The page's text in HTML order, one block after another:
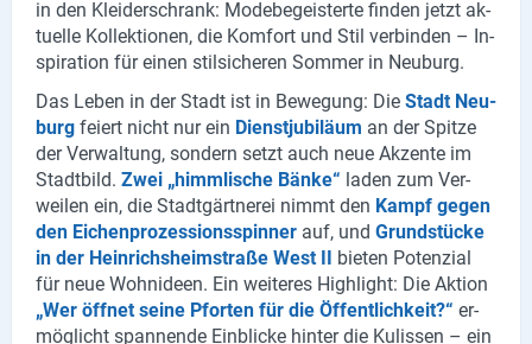
in den Klei­der­schrank: Mo­de­be­geis­ter­te fin­den jetzt ak­
tu­el­le Kol­lek­tio­nen, die Kom­fort und Stil ver­bin­den – In­
spi­ra­ti­on für einen stil­si­che­ren Som­mer in Neu­burg.
Das Leben in der Stadt ist in Be­we­gung: Die Stadt Neu­
burg fei­ert nicht nur ein Dienst­ju­bi­lä­um an der Spit­ze
der Ver­wal­tung, son­dern setzt auch neue Ak­zen­te im
Stadt­bild. Zwei „himm­li­sche Bänke“ laden zum Ver­
wei­len ein, die Stadt­gärt­ne­rei nimmt den Kampf gegen
den Ei­chen­pro­zes­si­ons­spin­ner auf, und Grund­stü­cke
in der Hein­richs­heim­stra­ße West II bie­ten Po­ten­zi­al
für neue Wohn­ideen. Ein wei­te­res High­light: Die Ak­ti­on
„Wer öff­net seine Pfor­ten für die Öf­fent­lich­keit?“ er­
mög­licht span­nen­de Ein­bli­cke hin­ter die Ku­lis­sen – ein